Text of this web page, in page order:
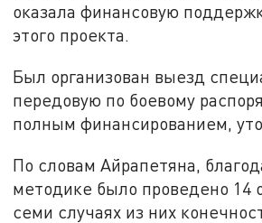
оказала финансовую
этого проекта.
Был организован выезд
передовую по боевому
полным финансированием,
По словам Айрапетяна,
методике было проведено 14
семи случаях из них